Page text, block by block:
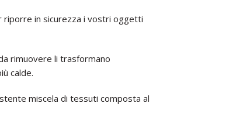
riporre in sicurezza i vostri oggetti
rimuovere li trasformano
calde.
miscela di tessuti composta al